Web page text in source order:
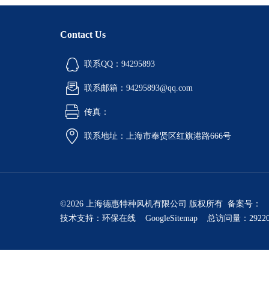
Contact Us
联系QQ：94295893
联系邮箱：94295893@qq.com
传真：
联系地址：上海市奉贤区红旗港路666号
©2026 上海德惠特种风机有限公司 版权所有 备案号：
技术支持： 环保在线 GoogleSitemap 总访问量：